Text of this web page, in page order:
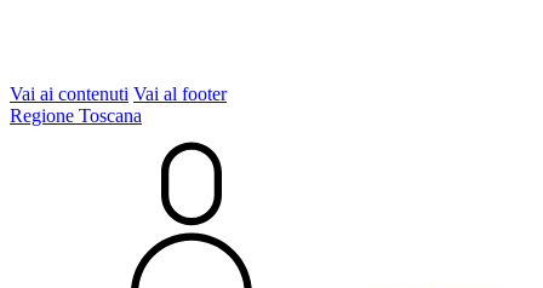
Vai ai contenuti Vai al footer
Regione Toscana